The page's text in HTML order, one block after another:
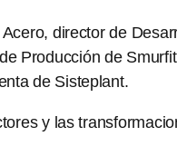
director de
Producción de
de Sisteplant.
y las